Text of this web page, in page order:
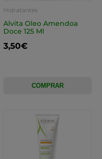
Hidratantes
Alvita Oleo Amendoa
Doce 125 Ml
3,50€
COMPRAR